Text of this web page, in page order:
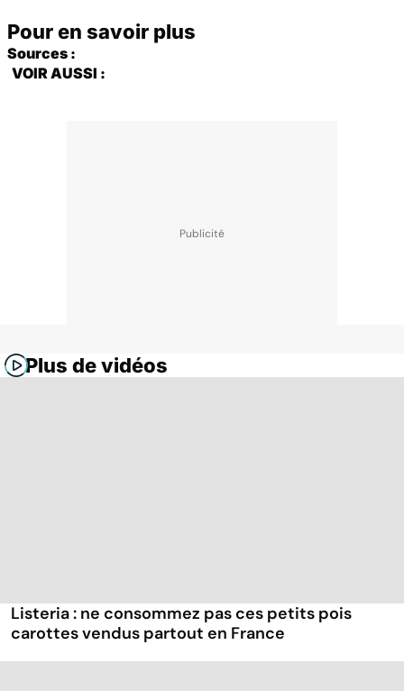
Pour en savoir plus
Sources :
VOIR AUSSI :
Plus de vidéos
Listeria : ne consommez pas ces petits pois
carottes vendus partout en France